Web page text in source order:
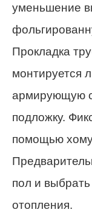
уменьшение
Прокладка
монтируется
армирующую
подложку.
помощью
пол и
отопления.